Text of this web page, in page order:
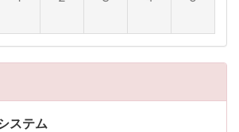
ステム